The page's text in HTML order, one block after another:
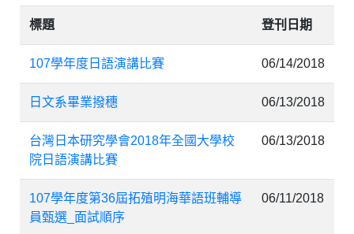
標題 登刊日期
107學年度日語演講比賽 06/14/2018
日文系畢業撥穗 06/13/2018
台灣日本研究學會2018年全國大學校
院日語演講比賽
06/13/2018
107學年度第36屆拓殖明海華語班輔導
員甄選_面試順序
06/11/2018